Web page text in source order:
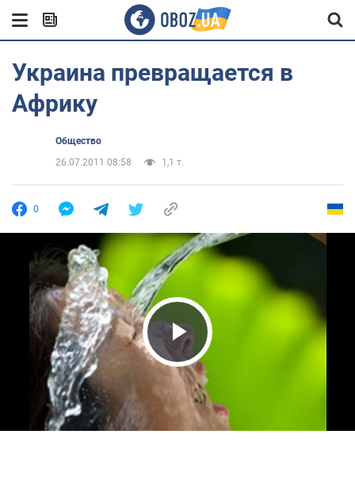
Украина превращается в
Африку
Общество
26.07.2011 08:58
1,1 т.
0
Play Video